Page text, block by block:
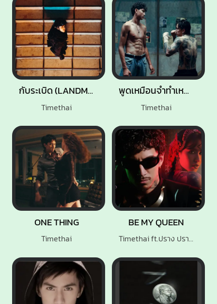
พูดเหมือนจำทำเหมือนเดิม (SAME AGAIN)
Timethai
BE MY QUEEN
Timethai ft.ปราง ปรางทิพย์
กับระเบิด (LANDMINE)
Timethai
ONE THING
Timethai